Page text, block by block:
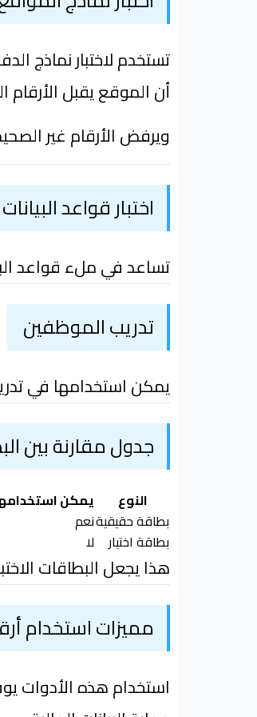
تستخدم لاختبار نماذج
أن الموقع يقبل الأرقام
ويرفض الأرقام غير
اختبار قواعد البيانات
تساعد في ملء قواعد
تدريب الموظفين
يمكن استخدامها في
جدول مقارنة بين
النوع يمكن
بطاقة حقيقيةنعم
بطاقة اختبار
لا
هذا يجعل البطاقات
مميزات استخدام
استخدام هذه الأدوات